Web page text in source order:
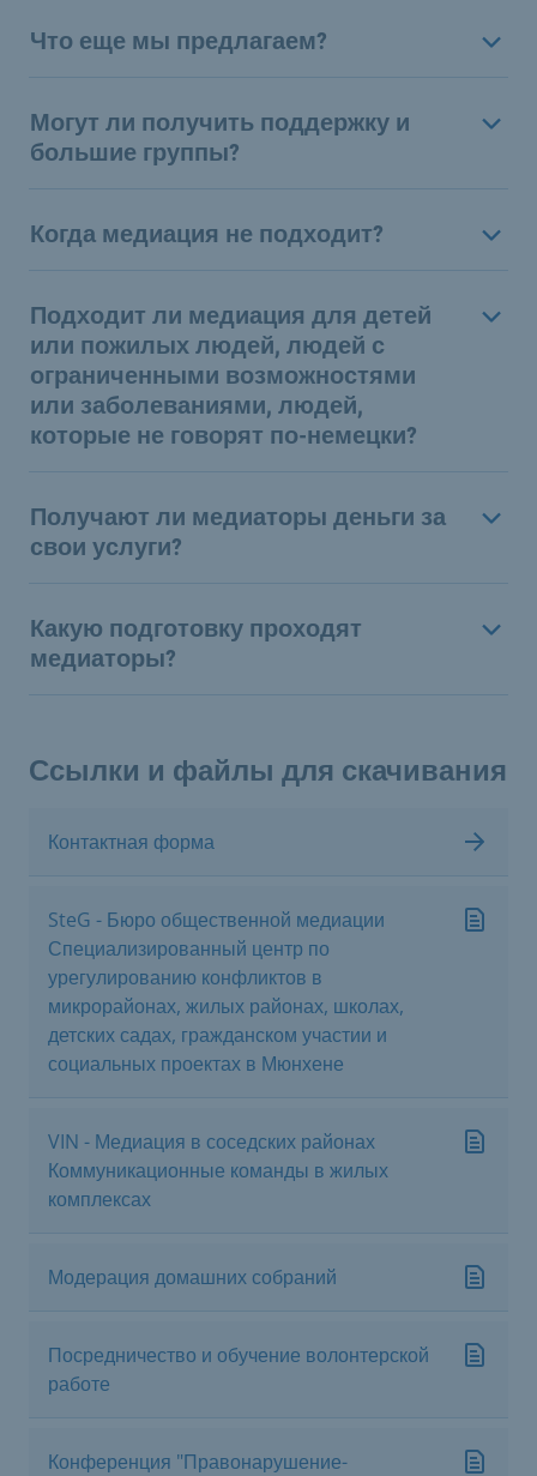
Что еще мы предлагаем?
Могут ли получить поддержку и
большие группы?
Когда медиация не подходит?
Подходит ли медиация для детей
или пожилых людей, людей с
ограниченными возможностями
или заболеваниями, людей,
которые не говорят по-немецки?
Получают ли медиаторы деньги за
свои услуги?
Какую подготовку проходят
медиаторы?
Ссылки и файлы для скачивания
Контактная форма
SteG - Бюро общественной медиации
Специализированный центр по
урегулированию конфликтов в
микрорайонах, жилых районах, школах,
детских садах, гражданском участии и
социальных проектах в Мюнхене
VIN - Медиация в соседских районах
Коммуникационные команды в жилых
комплексах
Модерация домашних собраний
Посредничество и обучение волонтерской
работе
Конференция "Правонарушение-